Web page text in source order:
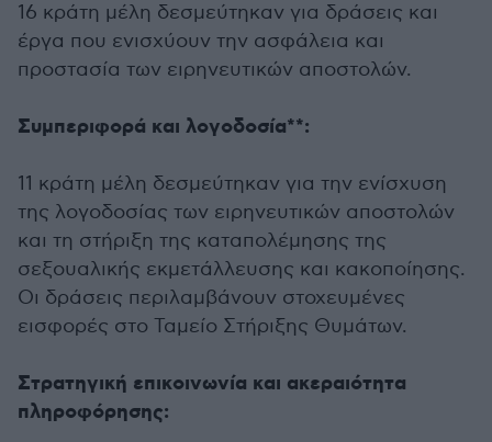
16 κράτη μέλη δεσμεύτηκαν για δράσεις και
έργα που ενισχύουν την ασφάλεια και
προστασία των ειρηνευτικών αποστολών.
Συμπεριφορά και λογοδοσία**:
11 κράτη μέλη δεσμεύτηκαν για την ενίσχυση
της λογοδοσίας των ειρηνευτικών αποστολών
και τη στήριξη της καταπολέμησης της
σεξουαλικής εκμετάλλευσης και κακοποίησης.
Οι δράσεις περιλαμβάνουν στοχευμένες
εισφορές στο Ταμείο Στήριξης Θυμάτων.
Στρατηγική επικοινωνία και ακεραιότητα
πληροφόρησης: